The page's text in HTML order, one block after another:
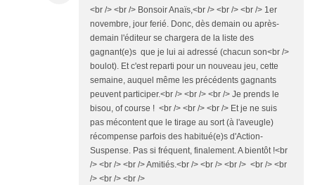
<br /> <br /> Bonsoir Anaïs,<br /> <br /> <br /> 1er
novembre, jour ferié. Donc, dès demain ou après-
demain l'éditeur se chargera de la liste des
gagnant(e)s que je lui ai adressé (chacun son<br />
boulot). Et c'est reparti pour un nouveau jeu, cette
semaine, auquel même les précédents gagnants
peuvent participer.<br /> <br /> <br /> Je prends le
bisou, of course ! <br /> <br /> <br /> Et je ne suis
pas mécontent que le tirage au sort (à l'aveugle)
récompense parfois des habitué(e)s d'Action-
Suspense. Pas si fréquent, finalement. A bientôt !<br
/> <br /> <br /> Amitiés.<br /> <br /> <br /> <br /> <br
/> <br /> <br />